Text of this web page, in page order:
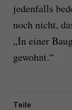
jedenfalls
noch nicht,
„In einer
gewohnt.“
Teile